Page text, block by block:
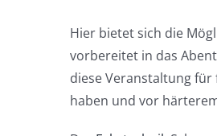
Hier bietet sich die
vorbereitet in das
diese Veranstaltung
haben und vor